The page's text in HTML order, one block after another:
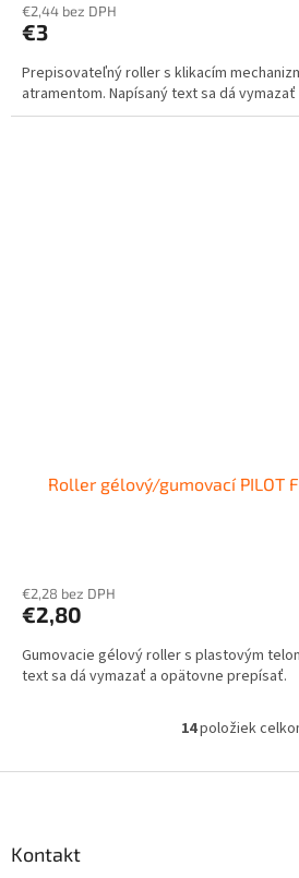
€2,44 bez DPH
€3
Prepisovateľný roller s klikacím
atramentom. Napísaný text sa dá
Roller gélový/gumovací PILOT
€2,28 bez DPH
€2,80
Gumovacie gélový roller s plastovým
text sa dá vymazať a opätovne prepísať.
O
l
14položiek
Kontakt